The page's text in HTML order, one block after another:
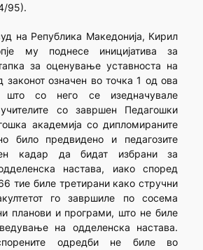
95).
на Република Македонија, Кирил
му поднесе иницијатива за
за оценување уставноста на
законот означен во точка 1 од ова
што со него се изедначувале
со завршен Педагошки
академија со дипломираните
било предвидено и педагозите
кадар да бидат избрани за
настава, иако според
тие биле третирани како стручни
го завршиле по сосема
планови и програми, што не биле
на одделенска настава.
одредби не биле во